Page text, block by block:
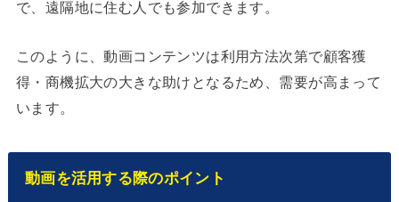
で、遠隔地に住む人でも参加できます。
このように、動画コンテンツは利用方法次第で顧客獲
得・商機拡大の大きな助けとなるため、需要が高まって
います。
動画を活用する際のポイント